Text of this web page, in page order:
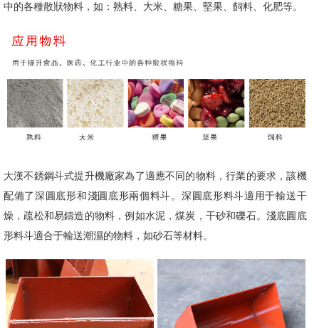
中的各種散狀物料，如：熟料、大米、糖果、堅果、飼料、化肥等。
大漢不銹鋼斗式提升機廠家為了適應不同的物料，行業的要求，該機
配備了深圓底形和淺圓底形兩個料斗。深圓底形料斗適用于輸送干
燥，疏松和易鑄造的物料，例如水泥，煤炭，干砂和礫石。淺底圓底
形料斗適合于輸送潮濕的物料，如砂石等材料。